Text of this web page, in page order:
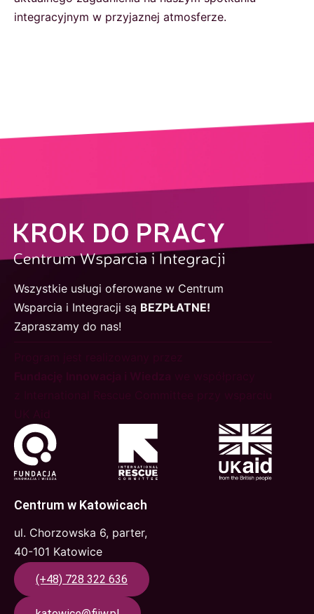
integracyjnym w przyjaznej atmosferze.
Wszystkie usługi oferowane w Centrum
Wsparcia i Integracji są BEZPŁATNE!
Zapraszamy do nas!
Centrum w Katowicach
ul. Chorzowska 6, parter,
40-101 Katowice
(+48) 728 322 636